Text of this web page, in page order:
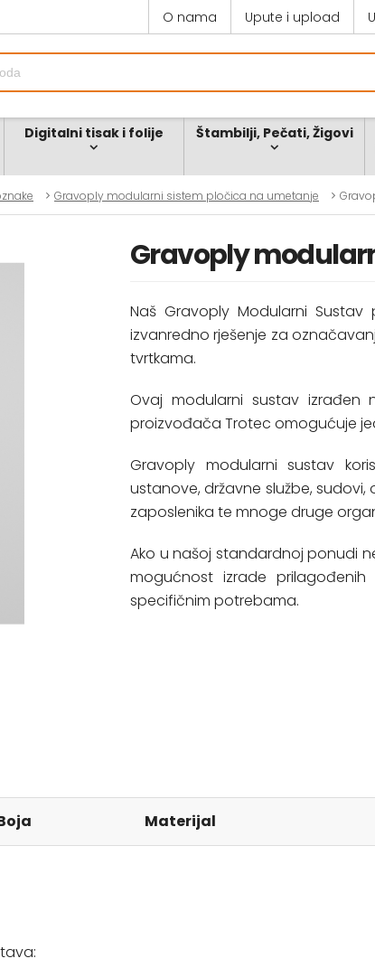
O nama Upute i upload
Digitalni tisak i folije Štambilji, Pečati, Žigovi
Gravoply modularni sistem pločica na umetanje
Gravoply
Naš Gravoply Modularni
izvanredno rješenje za
tvrtkama.
Ovaj modularni sustav izrađen
proizvođača Trotec omogućuje
Gravoply modularni sustav
ustanove, državne službe,
zaposlenika te mnoge druge
Ako u našoj standardnoj ponudi
mogućnost izrade prilagođenih
specifičnim potrebama.
Materijal